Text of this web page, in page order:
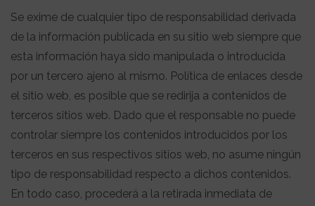
Se exime de cualquier tipo de responsabilidad derivada
de la información publicada en su sitio web siempre que
esta información haya sido manipulada o introducida
por un tercero ajeno al mismo. Política de enlaces desde
el sitio web, es posible que se redirija a contenidos de
terceros sitios web. Dado que el responsable no puede
controlar siempre los contenidos introducidos por los
terceros en sus respectivos sitios web, no asume ningún
tipo de responsabilidad respecto a dichos contenidos.
En todo caso, procederá a la retirada inmediata de